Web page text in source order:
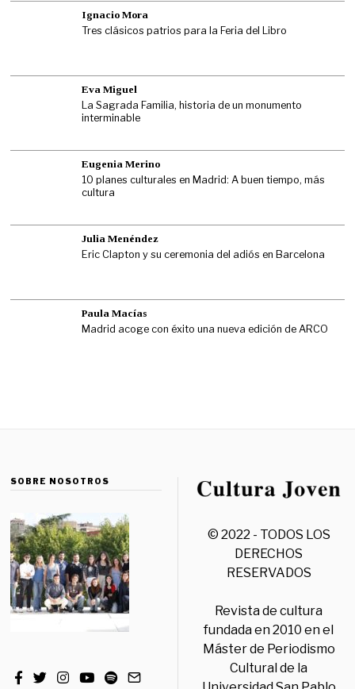
Ignacio Mora
Tres clásicos patrios para la Feria del Libro
Eva Miguel
La Sagrada Familia, historia de un monumento
interminable
Eugenia Merino
10 planes culturales en Madrid: A buen tiempo, más
cultura
Julia Menéndez
Eric Clapton y su ceremonia del adiós en Barcelona
Paula Macías
Madrid acoge con éxito una nueva edición de ARCO
SOBRE NOSOTROS
© 2022 - TODOS LOS
DERECHOS
RESERVADOS
Revista de cultura
fundada en 2010 en el
Máster de Periodismo
Cultural de la